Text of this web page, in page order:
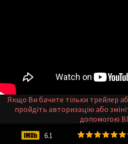
6.1
Якщо Ви бачите тільки трейлер
пройдіть авторизацію або
допомогою